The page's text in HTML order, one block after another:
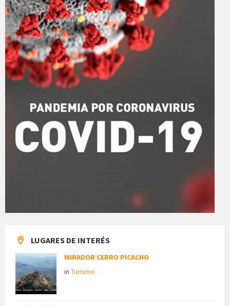
LUGARES DE INTERÉS
MIRADOR CERRO PICACHO
in Turismo